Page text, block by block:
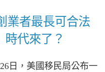
業者最長可合法
時代來了？
日，美國移民局公布一